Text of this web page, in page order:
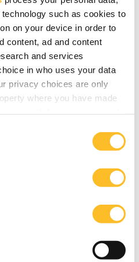
such as cookies to
on your device in order to
content, ad and content
and services
in who uses your data
privacy choices are only
where you have made
your geographical
by actively scanning it for
personal data is processed
ja kehittämällä
ja